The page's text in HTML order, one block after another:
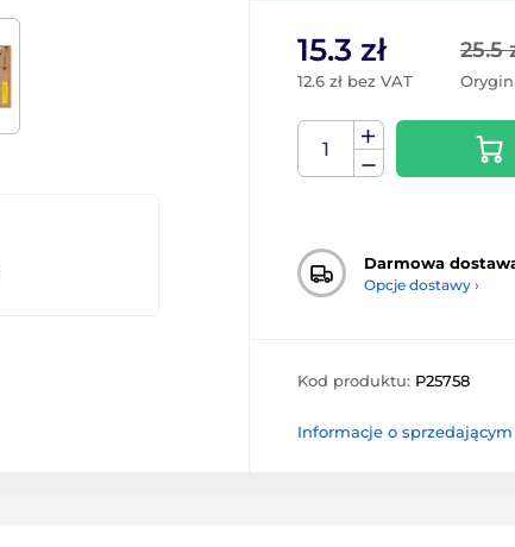
25.5
15.3 zł
12.6 zł bez VAT
Darmowa
Opcje dostawy ›
Kod produktu: P25758
Informacje o sprzedającym